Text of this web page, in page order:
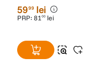
5999 lei
PRP: 8100 lei